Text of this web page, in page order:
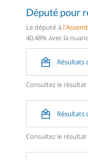
Député pour
Le député à
40,48% avec la
Résultats
Consultez le résultat
Résultats
Consultez le résultat